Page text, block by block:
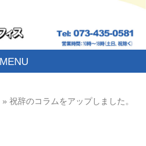
MENU
»祝辞のコラムをアップしました。